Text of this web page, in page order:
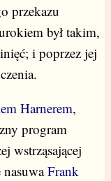
przekazu
był takim,
i poprzez jej
Harnerem,
program
wstrząsającej
Frank